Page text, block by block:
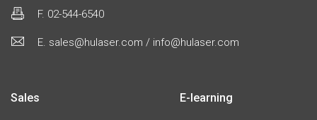
F. 02-544-6540
E. sales@hulaser.com / info@hulaser.com
Sales E-learning